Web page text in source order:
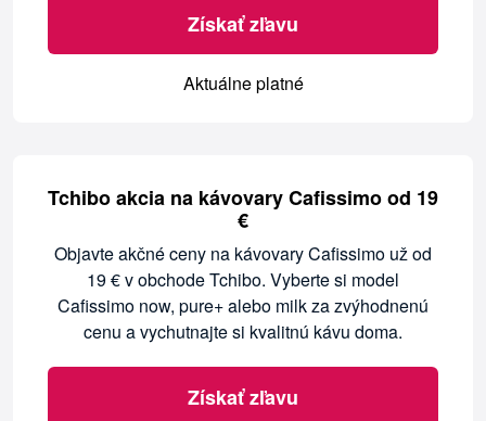
Získať zľavu
Aktuálne platné
Tchibo akcia na kávovary Cafissimo od 19
€
Objavte akčné ceny na kávovary Cafissimo už od
19 € v obchode Tchibo. Vyberte si model
Cafissimo now, pure+ alebo milk za zvýhodnenú
cenu a vychutnajte si kvalitnú kávu doma.
Získať zľavu